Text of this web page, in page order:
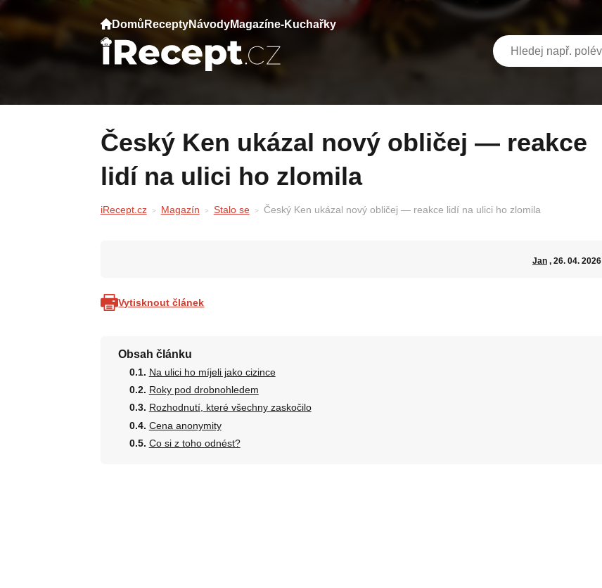
Domů ReceptyNávodyMagazíne-Kuchařky
Český Ken ukázal nový obličej — reakce
lidí na ulici ho zlomila
iRecept.cz Magazín Stalo se Český Ken ukázal nový obličej — reakce lidí na ulici ho zlomila
Jan, 26. 04. 2026
Vytisknout článek
Obsah článku
Na ulici ho míjeli jako cizince
Roky pod drobnohledem
Rozhodnutí, které všechny zaskočilo
Cena anonymity
Co si z toho odnést?